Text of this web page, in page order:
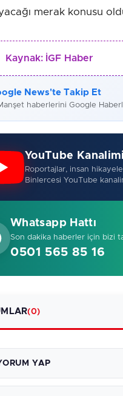
merak konusu
Kaynak: İGF Haber
News'te Takip Et
haberlerini Google
YouTube
Roportajlar, insan
Binlercesi YouTube
Whatsapp Hattı
Son dakika haberler için bizi
0501 565 85 16
(0)
YAP